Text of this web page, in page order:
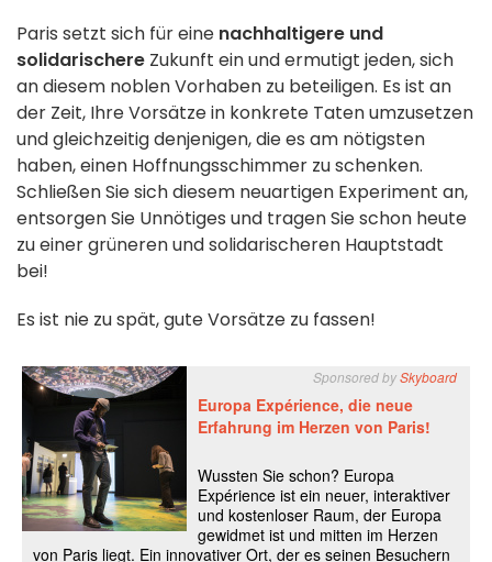
Paris setzt sich für eine nachhaltigere und
solidarischere Zukunft ein und ermutigt jeden, sich
an diesem noblen Vorhaben zu beteiligen. Es ist an
der Zeit, Ihre Vorsätze in konkrete Taten umzusetzen
und gleichzeitig denjenigen, die es am nötigsten
haben, einen Hoffnungsschimmer zu schenken.
Schließen Sie sich diesem neuartigen Experiment an,
entsorgen Sie Unnötiges und tragen Sie schon heute
zu einer grüneren und solidarischeren Hauptstadt
bei!
Es ist nie zu spät, gute Vorsätze zu fassen!